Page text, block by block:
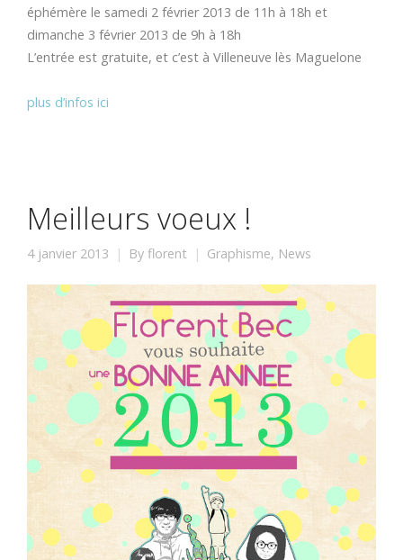
éphémère le samedi 2 février 2013 de 11h à 18h et
dimanche 3 février 2013 de 9h à 18h
L’entrée est gratuite, et c’est à Villeneuve lès Maguelone
plus d’infos ici
Meilleurs voeux !
4 janvier 2013 By florent Graphisme, News